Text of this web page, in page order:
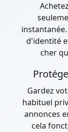
d'identité
cher
Gardez
habituel
annonces
cela